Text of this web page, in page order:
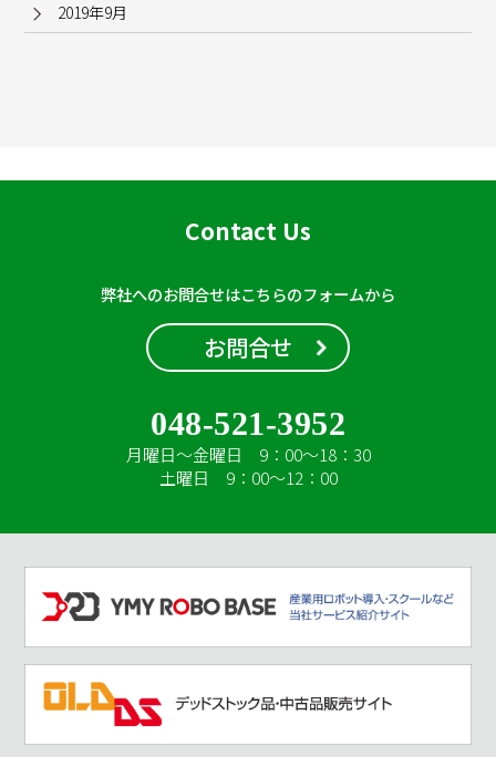
2019年9月
Contact Us
弊社へのお問合せはこちらのフォームから
お問合せ
048-521-3952
月曜日～金曜日 9：00～18：30
土曜日 9：00～12：00